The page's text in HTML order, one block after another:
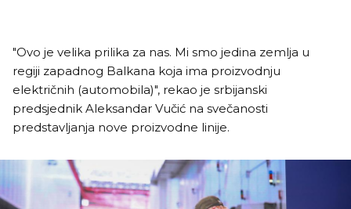
"Ovo je velika prilika za nas. Mi smo jedina zemlja u
regiji zapadnog Balkana koja ima proizvodnju
električnih (automobila)", rekao je srbijanski
predsjednik Aleksandar Vučić na svečanosti
predstavljanja nove proizvodne linije.